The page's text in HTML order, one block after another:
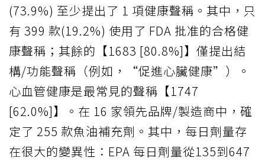
(73.9%) 至少提出了 1 項健康聲稱。其中，只
有 399 款(19.2%) 使用了 FDA 批准的合格健
康聲稱；其餘的【1683 [80.8%]】僅提出結
構/功能聲稱（例如，“促進心臟健康”）。
心血管健康是最常見的聲稱【1747
[62.0%]】。在 16 家領先品牌/製造商中，確
定了 255 款魚油補充劑。其中，每日劑量存
在很大的變異性：EPA 每日劑量從135到647